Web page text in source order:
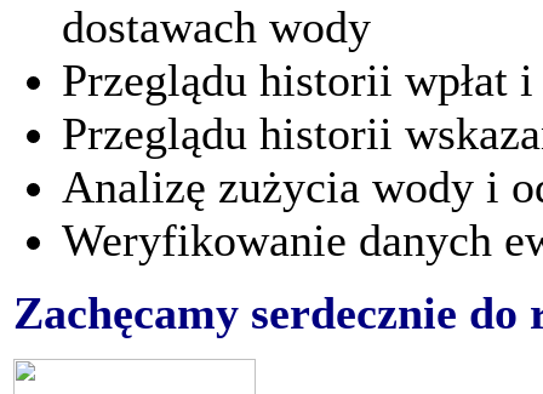
dostawach wody
Przeglądu historii wpłat
Przeglądu historii
Analizę zużycia wody i
Weryfikowanie danych
Zachęcamy serdecznie